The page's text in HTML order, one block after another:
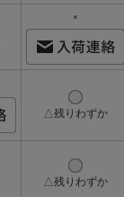
×
△残りわずか
△残りわずか